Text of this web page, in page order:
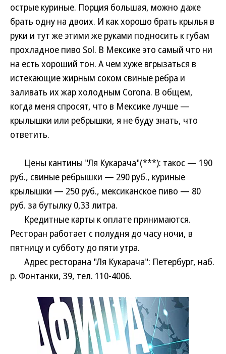
острые куриные. Порция большая, можно даже
брать одну на двоих. И как хорошо брать крылья в
руки и тут же этими же руками подносить к губам
прохладное пиво Sol. В Мексике это самый что ни
на есть хороший тон. А чем хуже вгрызаться в
истекающие жирным соком свиные ребра и
заливать их жар холодным Corona. В общем,
когда меня спросят, что в Мексике лучше —
крылышки или ребрышки, я не буду знать, что
ответить.
Цены кантины "Ля Кукарача"(***): такос — 190
руб., свиные ребрышки — 290 руб., куриные
крылышки — 250 руб., мексиканское пиво — 80
руб. за бутылку 0,33 литра.
Кредитные карты к оплате принимаются.
Ресторан работает с полудня до часу ночи, в
пятницу и субботу до пяти утра.
Адрес ресторана "Ля Кукарача": Петербург, наб.
р. Фонтанки, 39, тел. 110-4006.